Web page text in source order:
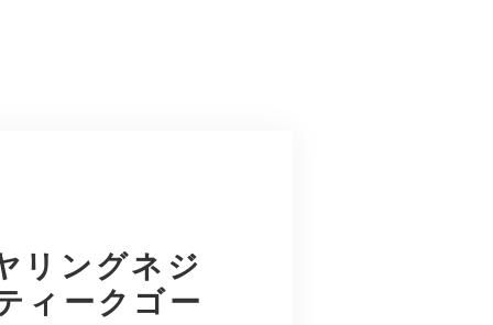
ングネジ
ィークゴー